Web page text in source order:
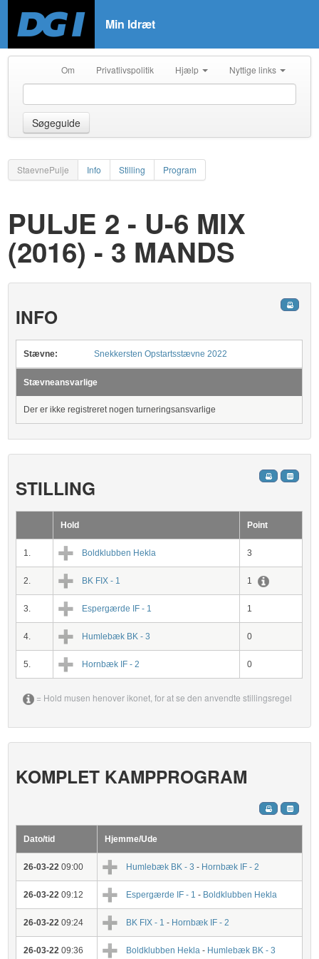
Min Idræt
Om Privatlivspolitik Hjælp Nyttige links
Søgeguide
StaevnePulje Info Stilling Program
PULJE 2 - U-6 MIX
(2016) - 3 MANDS
INFO
Stævne: Snekkersten Opstartsstævne 2022
Stævneansvarlige
Der er ikke registreret nogen turneringsansvarlige
STILLING
Hold Point
1. Boldklubben Hekla 3
2. BK FIX - 1 1
3. Espergærde IF - 1 1
4. Humlebæk BK - 3 0
5. Hornbæk IF - 2 0
= Hold musen henover ikonet, for at se den anvendte stillingsregel
KOMPLET KAMPPROGRAM
Dato/tid Hjemme/Ude
26-03-22 09:00 Humlebæk BK - 3 - Hornbæk IF - 2
26-03-22 09:12 Espergærde IF - 1 - Boldklubben Hekla
26-03-22 09:24 BK FIX - 1 - Hornbæk IF - 2
26-03-22 09:36 Boldklubben Hekla - Humlebæk BK - 3